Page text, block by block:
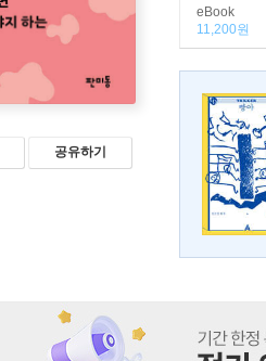
공유하기
eBook
11,200원